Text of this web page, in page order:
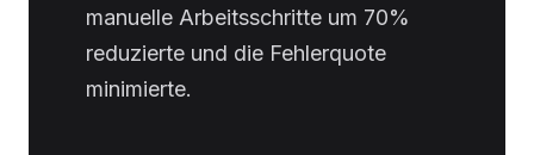
manuelle Arbeitsschritte um 70%
reduzierte und die Fehlerquote
minimierte.